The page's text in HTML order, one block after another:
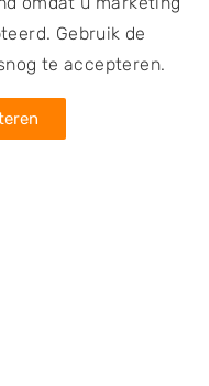
Gebruik de
te accepteren.